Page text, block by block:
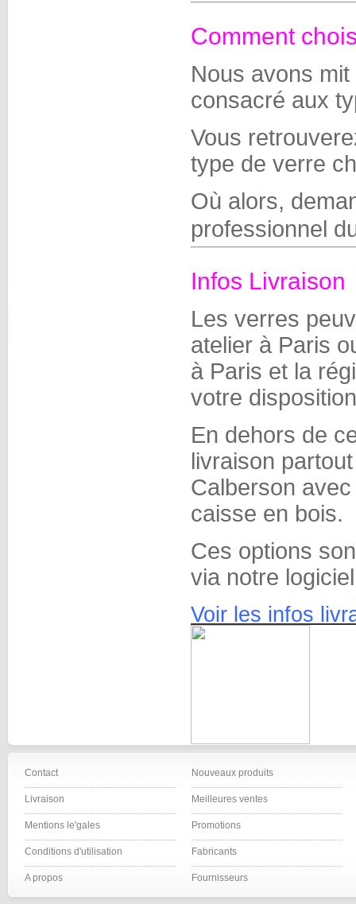
Comment
Nous avons
consacré aux
Vous
type de verre
Où alors,
professionnel
Infos Livraison
Les verres
atelier à Paris
à Paris et la
votre
En dehors de
livraison
Calberson
caisse en bois.
Ces options
via notre
Voir les infos
Contact
Livraison
Mentions le'gales
Conditions d'utilisation
A propos
Nouveaux produits
Meilleures ventes
Promotions
Fabricants
Fournisseurs